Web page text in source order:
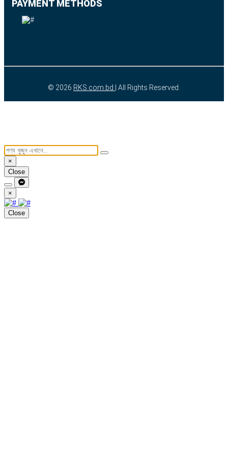
PAYMENT METHODS
© 2026 RKS.com.bd | All Rights Reserved.
×
Close
×
Close